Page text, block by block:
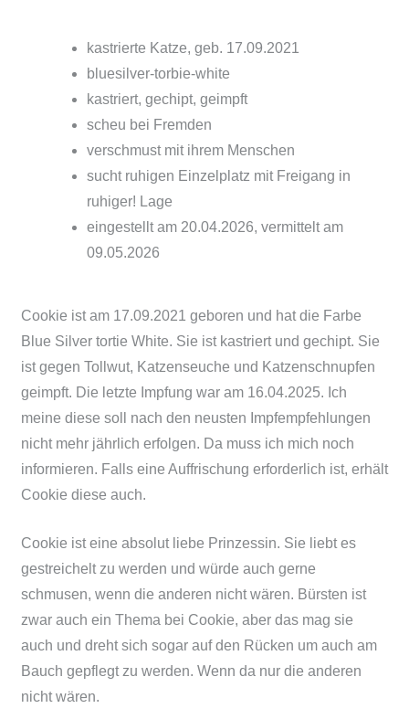
kastrierte Katze, geb. 17.09.2021
bluesilver-torbie-white
kastriert, gechipt, geimpft
scheu bei Fremden
verschmust mit ihrem Menschen
sucht ruhigen Einzelplatz mit Freigang in
ruhiger! Lage
eingestellt am 20.04.2026, vermittelt am
09.05.2026
Cookie ist am 17.09.2021 geboren und hat die Farbe
Blue Silver tortie White. Sie ist kastriert und gechipt. Sie
ist gegen Tollwut, Katzenseuche und Katzenschnupfen
geimpft. Die letzte Impfung war am 16.04.2025. Ich
meine diese soll nach den neusten Impfempfehlungen
nicht mehr jährlich erfolgen. Da muss ich mich noch
informieren. Falls eine Auffrischung erforderlich ist, erhält
Cookie diese auch.
Cookie ist eine absolut liebe Prinzessin. Sie liebt es
gestreichelt zu werden und würde auch gerne
schmusen, wenn die anderen nicht wären. Bürsten ist
zwar auch ein Thema bei Cookie, aber das mag sie
auch und dreht sich sogar auf den Rücken um auch am
Bauch gepflegt zu werden. Wenn da nur die anderen
nicht wären.